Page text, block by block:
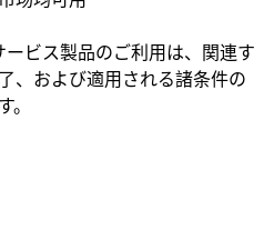
ビス製品のご利用は、関連す
、および適用される諸条件の
。